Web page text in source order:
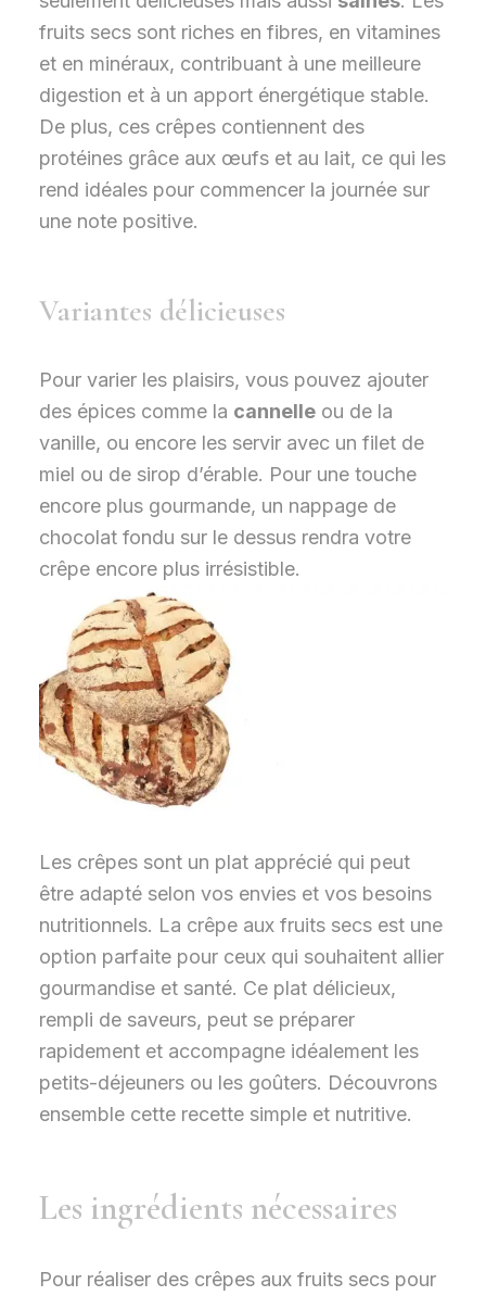
fruits secs sont riches en fibres, en vitamines
et en minéraux, contribuant à une meilleure
digestion et à un apport énergétique stable.
De plus, ces crêpes contiennent des
protéines grâce aux œufs et au lait, ce qui les
rend idéales pour commencer la journée sur
une note positive.
Variantes délicieuses
Pour varier les plaisirs, vous pouvez ajouter
des épices comme la cannelleou de la
vanille, ou encore les servir avec un filet de
miel ou de sirop d’érable. Pour une touche
encore plus gourmande, un nappage de
chocolat fondu sur le dessus rendra votre
crêpe encore plus irrésistible.
Les crêpes sont un plat apprécié qui peut
être adapté selon vos envies et vos besoins
nutritionnels. La crêpe aux fruits secs est une
option parfaite pour ceux qui souhaitent allier
gourmandise et santé. Ce plat délicieux,
rempli de saveurs, peut se préparer
rapidement et accompagne idéalement les
petits-déjeuners ou les goûters. Découvrons
ensemble cette recette simple et nutritive.
Les ingrédients nécessaires
Pour réaliser des crêpes aux fruits secs pour